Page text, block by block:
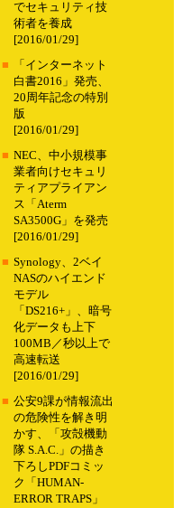
でセキュリティ技
術者を養成
[2016/01/29]
■
「インターネット
白書2016」発売、
20周年記念の特別
版
[2016/01/29]
■ NEC、中小規模事
業者向けセキュリ
ティアプライアン
ス「Aterm
SA3500G」を発売
[2016/01/29]
■ Synology、2ベイ
NASのハイエンド
モデル
「DS216+」、暗号
化データも上下
100MB／秒以上で
高速転送
[2016/01/29]
■ 公安9課が情報流出
の危険性を解き明
かす、「攻殻機動
隊 S.A.C.」の描き
下ろしPDFコミッ
ク「HUMAN-
ERROR TRAPS」